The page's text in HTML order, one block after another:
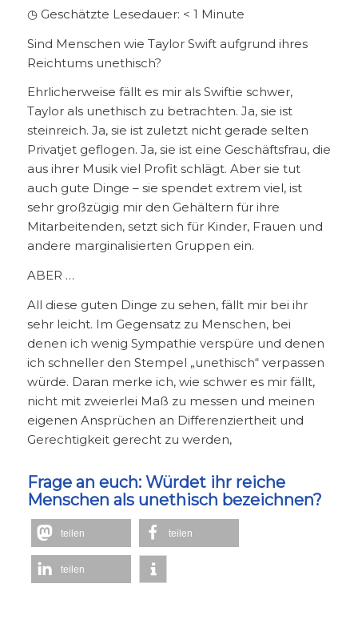
◷ Geschätzte Lesedauer: < 1 Minute
Sind Menschen wie Taylor Swift aufgrund ihres
Reichtums unethisch?
Ehrlicherweise fällt es mir als Swiftie schwer,
Taylor als unethisch zu betrachten. Ja, sie ist
steinreich. Ja, sie ist zuletzt nicht gerade selten
Privatjet geflogen. Ja, sie ist eine Geschäftsfrau, die
aus ihrer Musik viel Profit schlägt. Aber sie tut
auch gute Dinge – sie spendet extrem viel, ist
sehr großzügig mir den Gehältern für ihre
Mitarbeitenden, setzt sich für Kinder, Frauen und
andere marginalisierten Gruppen ein.
ABER …
All diese guten Dinge zu sehen, fällt mir bei ihr
sehr leicht. Im Gegensatz zu Menschen, bei
denen ich wenig Sympathie verspüre und denen
ich schneller den Stempel „unethisch“ verpassen
würde. Daran merke ich, wie schwer es mir fällt,
nicht mit zweierlei Maß zu messen und meinen
eigenen Ansprüchen an Differenziertheit und
Gerechtigkeit gerecht zu werden,
Frage an euch: Würdet ihr reiche
Menschen als unethisch bezeichnen?
teilen teilen
teilen